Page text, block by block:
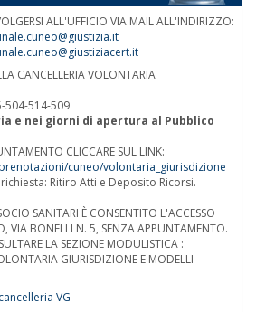
ALL'UFFICIO VIA MAIL ALL'INDIRIZZO:
CANCELLERIA VOLONTARIA
504-514-509
e nei giorni di apertura al Pubblico
CLICCARE SUL LINK:
cuneo/volontaria_giurisdizione
richiesta: Ritiro Atti e Deposito Ricorsi.
SANITARI È CONSENTITO L'ACCESSO
VIA BONELLI N. 5, SENZA APPUNTAMENTO.
LA SEZIONE MODULISTICA :
GIURISDIZIONE E MODELLI
VG